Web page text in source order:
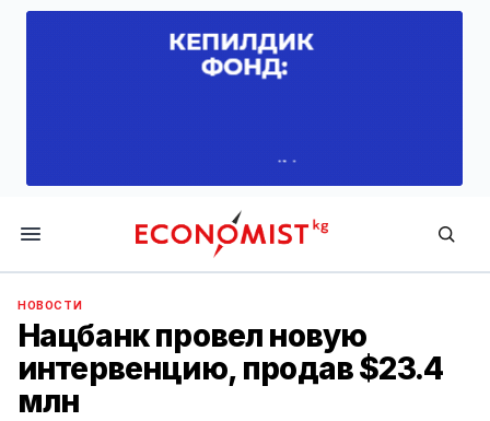
Economist.kg
НОВОСТИ
Нацбанк провел новую
интервенцию, продав $23.4
млн